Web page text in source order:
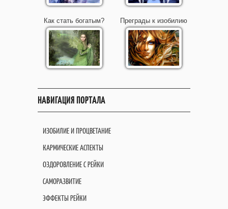
Как стать богатым? Преграды к изобилию
НАВИГАЦИЯ ПОРТАЛА
ИЗОБИЛИЕ И ПРОЦВЕТАНИЕ
КАРМИЧЕСКИЕ АСПЕКТЫ
ОЗДОРОВЛЕНИЕ С РЕЙКИ
САМОРАЗВИТИЕ
ЭФФЕКТЫ РЕЙКИ